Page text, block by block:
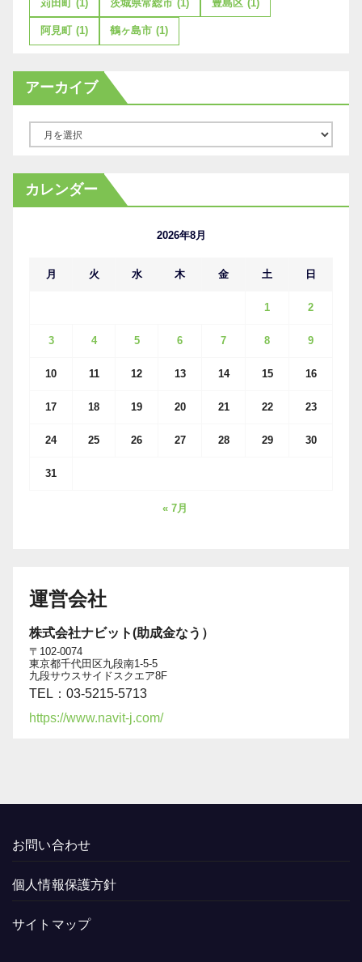
苅田町 (1) 茨城県常総市 (1) 豊島区 (1)
阿見町 (1) 鶴ヶ島市 (1)
アーカイブ
カ
イ
カレンダー
2026年8月
月 火 水 木 金 土 日
1 2
3 4 5 6 7 8 9
10 11 12 13 14 15 16
17 18 19 20 21 22 23
24 25 26 27 28 29 30
31
« 7月
運営会社
株式会社ナビット(助成金なう）
〒102-0074
東京都千代田区九段南1-5-5
九段サウスサイドスクエア8F
TEL：03-5215-5713
https://www.navit-j.com/
お問い合わせ
個人情報保護方針
サイトマップ